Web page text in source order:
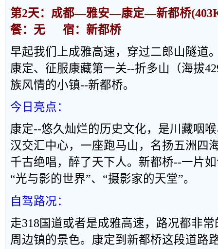
第2天：成都—雅安—康定—新都桥
餐：无
宿：新都桥
早起我们上成雅高速，穿过二郎山隧道
康定、征服康藏第一关--折多山（海拔
族风情的小镇--新都桥。
今日亮点：
康定--悠久灿烂的历史文化，是川藏咽
汉交汇中心，一座跑马山，名扬五洲四
千古绝唱，醉了天下人。新都桥--一片
“光与影的世界”、 “摄影家的天堂”。
自驾路况：
走318国道或者是成雅高速，路况都非
周边镇的景色。康定到新都桥这段道路